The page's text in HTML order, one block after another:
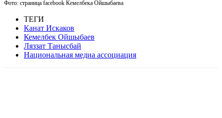
Фото: страница facebook Кемелбека Ойшыбаева
ТЕГИ
Канат Искаков
Кемелбек Ойшыбаев
Ляззат Танысбай
Национальная медиа ассоциация